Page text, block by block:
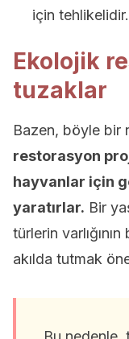
için tehlikelidir.
Ekolojik
tuzaklar
Bazen, böyle bir
restorasyon
hayvanlar için
yaratırlar. Bir
türlerin
akılda tutmak